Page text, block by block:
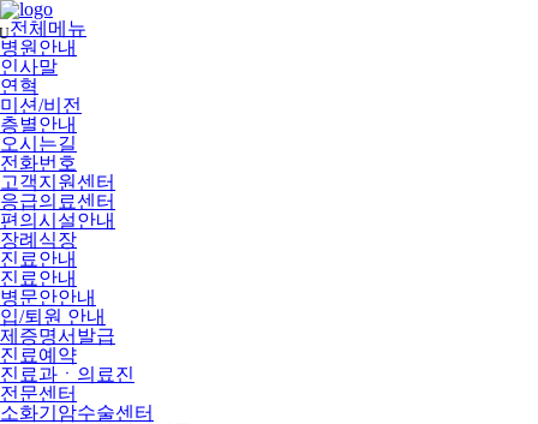
메
뉴
건
너
뛰
기
전체메뉴
병원안내
인사말
연혁
미션/비전
층별안내
오시는길
전화번호
고객지원센터
응급의료센터
편의시설안내
장례식장
진료안내
진료안내
병문안안내
입/퇴원 안내
제증명서발급
진료예약
진료과ㆍ의료진
전문센터
소화기암수술센터